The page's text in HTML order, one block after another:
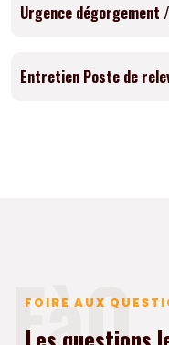
Urgence dégorgement
Entretien Poste de
FàQ
FOIRE AUX